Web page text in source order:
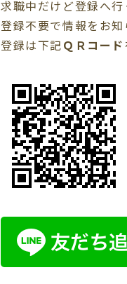
求職中だけど登録へ
登録不要で情報を お
登録は下記ＱＲコード